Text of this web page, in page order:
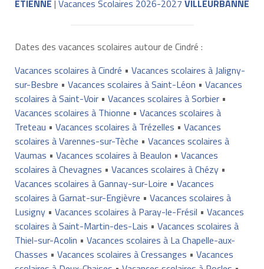
ÉTIENNE | Vacances Scolaires 2026-2027 VILLEURBANNE
Dates des vacances scolaires autour de Cindré :
Vacances scolaires à Cindré • Vacances scolaires à Jaligny-
sur-Besbre • Vacances scolaires à Saint-Léon • Vacances
scolaires à Saint-Voir• Vacances scolaires à Sorbier•
Vacances scolaires à Thionne • Vacances scolaires à
Treteau • Vacances scolaires à Trézelles • Vacances
scolaires à Varennes-sur-Tèche • Vacances scolaires à
Vaumas • Vacances scolaires à Beaulon • Vacances
scolaires à Chevagnes • Vacances scolaires à Chézy•
Vacances scolaires à Gannay-sur-Loire • Vacances
scolaires à Garnat-sur-Engièvre • Vacances scolaires à
Lusigny• Vacances scolaires à Paray-le-Frésil • Vacances
scolaires à Saint-Martin-des-Lais • Vacances scolaires à
Thiel-sur-Acolin • Vacances scolaires à La Chapelle-aux-
Chasses • Vacances scolaires à Cressanges • Vacances